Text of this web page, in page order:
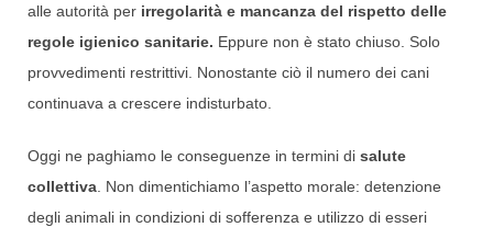
alle autorità per irregolarità e mancanza del rispetto delle
regole igienico sanitarie. Eppure non è stato chiuso. Solo
provvedimenti restrittivi. Nonostante ciò il numero dei cani
continuava a crescere indisturbato.
Oggi ne paghiamo le conseguenze in termini di salute
collettiva . Non dimentichiamo l’aspetto morale: detenzione
degli animali in condizioni di sofferenza e utilizzo di esseri